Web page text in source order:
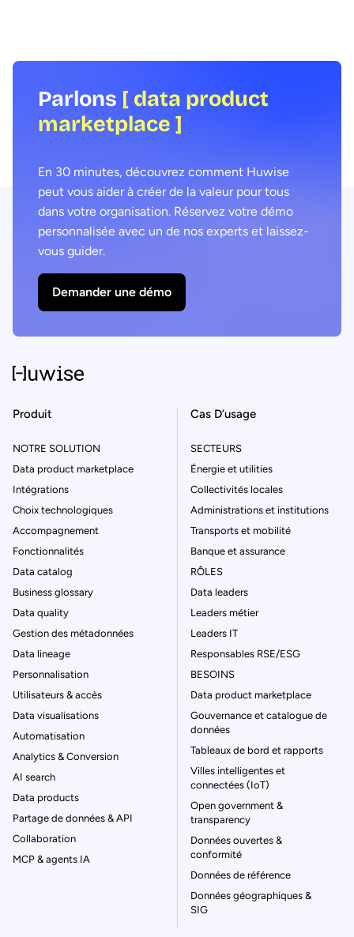
écosystèmes.
Parlons [ data product
marketplace ]
En 30 minutes, découvrez comment Huwise
peut vous aider à créer de la valeur pour tous
dans votre organisation. Réservez votre démo
personnalisée avec un de nos experts et laissez-
vous guider.
Demander une démo
Produit
NOTRE SOLUTION
Data product marketplace
Intégrations
Choix technologiques
Accompagnement
Fonctionnalités
Data catalog
Business glossary
Data quality
Gestion des métadonnées
Data lineage
Personnalisation
Utilisateurs & accès
Data visualisations
Automatisation
Analytics & Conversion
AI search
Data products
Partage de données & API
Collaboration
MCP & agents IA
Cas D’usage
SECTEURS
Énergie et utilities
Collectivités locales
Administrations et institutions
Transports et mobilité
Banque et assurance
RÔLES
Data leaders
Leaders métier
Leaders IT
Responsables RSE/ESG
BESOINS
Data product marketplace
Gouvernance et catalogue de
données
Tableaux de bord et rapports
Villes intelligentes et
connectées (IoT)
Open government &
transparency
Données ouvertes &
conformité
Données de référence
Données géographiques &
SIG